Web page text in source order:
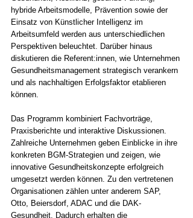
hybride Arbeitsmodelle, Prävention sowie der
Einsatz von Künstlicher Intelligenz im
Arbeitsumfeld werden aus unterschiedlichen
Perspektiven beleuchtet. Darüber hinaus
diskutieren die Referent:innen, wie Unternehmen
Gesundheitsmanagement strategisch verankern
und als nachhaltigen Erfolgsfaktor etablieren
können.
Das Programm kombiniert Fachvorträge,
Praxisberichte und interaktive Diskussionen.
Zahlreiche Unternehmen geben Einblicke in ihre
konkreten BGM-Strategien und zeigen, wie
innovative Gesundheitskonzepte erfolgreich
umgesetzt werden können. Zu den vertretenen
Organisationen zählen unter anderem SAP,
Otto, Beiersdorf, ADAC und die DAK-
Gesundheit. Dadurch erhalten die